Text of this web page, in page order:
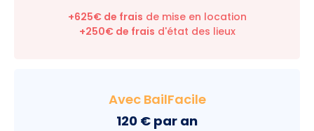
+625€ de frais de mise en location
+250€ de frais d'état des lieux
Avec BailFacile
120 € par an